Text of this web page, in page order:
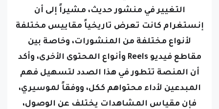
التغيير في منشور حديث، مشيراً إلى أن
إنستغرام كانت تعرض تاريخياً مقاييس مختلفة
لأنواع مختلفة من المنشورات، وخاصة بين
مقاطع فيديو Reels وأنواع المحتوى الأخرى، وأكد
أن المنصة تتطور في هذا الصدد لتسهيل فهم
المبدعين لأداء محتواهم ككل، ووفقاً لموسيري،
فإن مقياس المشاهدات يختلف عن الوصول،